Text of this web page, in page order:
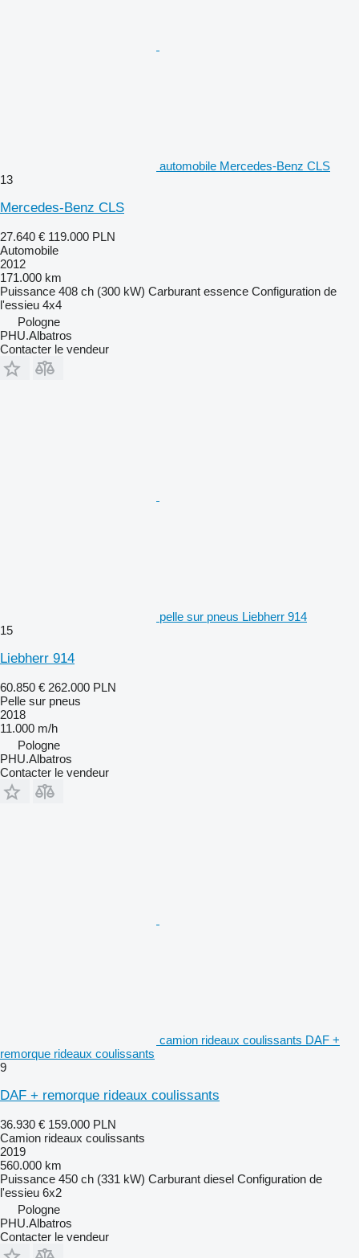
automobile Mercedes-Benz CLS
13
Mercedes-Benz CLS
27.640 € 119.000 PLN
Automobile
2012
171.000 km
Puissance 408 ch (300 kW) Carburant essence Configuration de
l'essieu 4x4
Pologne
PHU.Albatros
Contacter le vendeur
pelle sur pneus Liebherr 914
15
Liebherr 914
60.850 € 262.000 PLN
Pelle sur pneus
2018
11.000 m/h
Pologne
PHU.Albatros
Contacter le vendeur
camion rideaux coulissants DAF +
remorque rideaux coulissants
9
DAF + remorque rideaux coulissants
36.930 € 159.000 PLN
Camion rideaux coulissants
2019
560.000 km
Puissance 450 ch (331 kW) Carburant diesel Configuration de
l'essieu 6x2
Pologne
PHU.Albatros
Contacter le vendeur